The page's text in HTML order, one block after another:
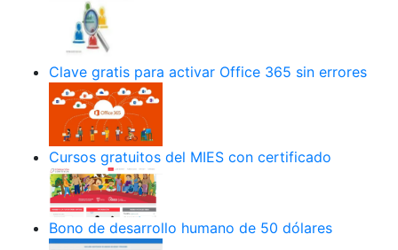
Clave gratis para activar Office 365 sin errores
Cursos gratuitos del MIES con certificado
Bono de desarrollo humano de 50 dólares